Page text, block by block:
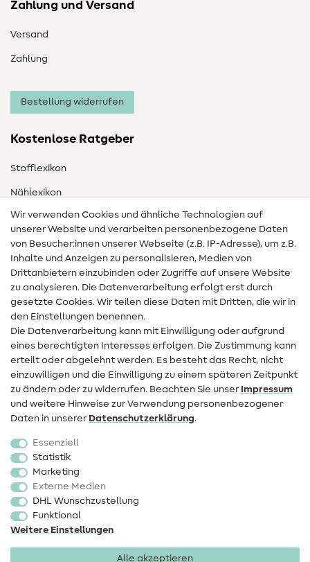
Zahlung und Versand
Versand
Zahlung
Bestellung widerrufen
Kostenlose Ratgeber
Stofflexikon
Nählexikon
Nähanleitungen
Hilfe & Kontakt
Kontakt
Infos zum Betreiberwechsel
Widerrufsrecht
Beliebt
Stoffe
Sale
Schnittmuster
Wir verwenden Cookies und ähnliche Technologien auf
unserer Website und verarbeiten personenbezogene Daten
von Besucher:innen unserer Webseite (z.B. IP-Adresse), um z.B.
Inhalte und Anzeigen zu personalisieren, Medien von
Drittanbietern einzubinden oder Zugriffe auf unsere Website
zu analysieren. Die Datenverarbeitung erfolgt erst durch
gesetzte Cookies. Wir teilen diese Daten mit Dritten, die wir in
den Einstellungen benennen.
Die Datenverarbeitung kann mit Einwilligung oder aufgrund
eines berechtigten Interesses erfolgen. Die Zustimmung kann
erteilt oder abgelehnt werden. Es besteht das Recht, nicht
einzuwilligen und die Einwilligung zu einem späteren Zeitpunkt
zu ändern oder zu widerrufen. Beachten Sie unser Impressum
und weitere Hinweise zur Verwendung personenbezogener
Daten in unserer Daten­schutz­erklärung.
Essenziell
Statistik
Marketing
Externe Medien
DHL Wunschzustellung
Funktional
Weitere Einstellungen
Alle akzeptieren